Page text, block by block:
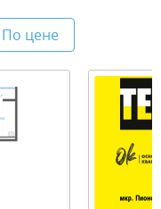
По цене